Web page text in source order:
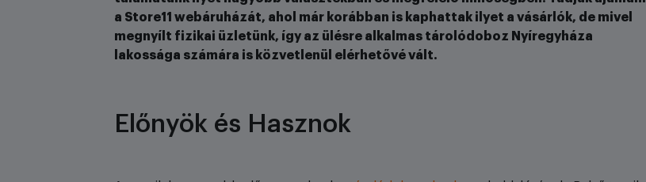
a Store11 webáruházát, ahol már korábban is kaphattak ilyet a vásárlók, de mivel
megnyílt fizikai üzletünk, így az ülésre alkalmas tárolódoboz Nyíregyháza
lakossága számára is közvetlenül elérhetővé vált.
Előnyök és Hasznok